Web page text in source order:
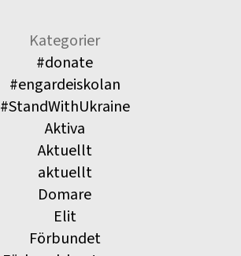
Kategorier
#donate
#engardeiskolan
#StandWithUkraine
Aktiva
Aktuellt
aktuellt
Domare
Elit
Förbundet